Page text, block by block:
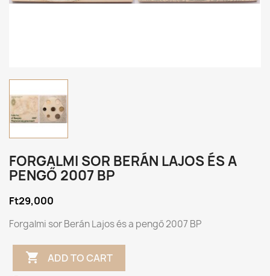
FORGALMI SOR BERÁN LAJOS ÉS A
PENGŐ 2007 BP
Ft29,000
Forgalmi sor Berán Lajos és a pengő 2007 BP
 ADD TO CART